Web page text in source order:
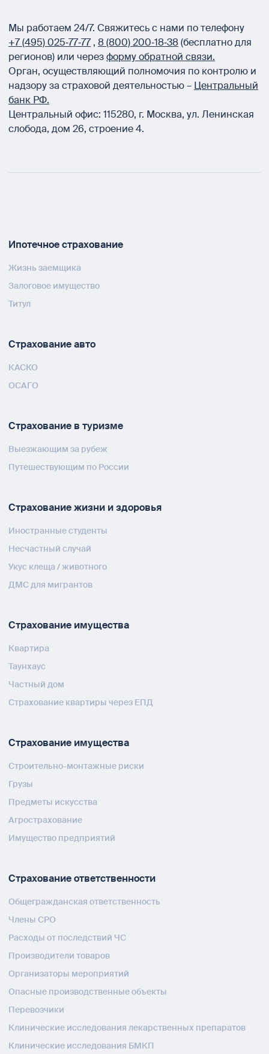
Мы работаем 24/7. Свяжитесь с нами по телефону
+7 (495) 025‑77‑77 , 8 (800) 200‑18‑38(бесплатно для
регионов) или черезформу обратной связи.
Орган, осуществляющий полномочия по контролю и
надзору за страховой деятельностью – Центральный
банк РФ.
Центральный офис: 115280, г. Москва, ул. Ленинская
слобода, дом 26, строение 4.
Ипотечное страхование
Жизнь заемщика
Залоговое имущество
Титул
Страхование авто
КАСКО
ОСАГО
Страхование в туризме
Выезжающим за рубеж
Путешествующим по России
Страхование жизни и здоровья
Иностранные студенты
Несчастный случай
Укус клеща / животного
ДМС для мигрантов
Страхование имущества
Квартира
Таунхаус
Частный дом
Страхование квартиры через ЕПД
Страхование имущества
Строительно-монтажные риски
Грузы
Предметы искусства
Агрострахование
Имущество предприятий
Страхование ответственности
Общегражданская ответственность
Члены СРО
Расходы от последствий ЧС
Производители товаров
Организаторы мероприятий
Опасные производственные объекты
Перевозчики
Клинические исследования лекарственных препаратов
Клинические исследования БМКП